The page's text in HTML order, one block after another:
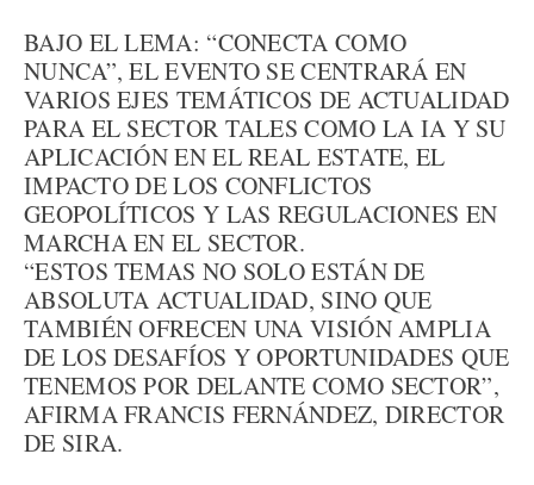
BAJO EL LEMA: “CONECTA COMO
NUNCA”, EL EVENTO SE CENTRARÁ EN
VARIOS EJES TEMÁTICOS DE ACTUALIDAD
PARA EL SECTOR TALES COMO LA IA Y SU
APLICACIÓN EN EL REAL ESTATE, EL
IMPACTO DE LOS CONFLICTOS
GEOPOLÍTICOS Y LAS REGULACIONES EN
MARCHA EN EL SECTOR.
“ESTOS TEMAS NO SOLO ESTÁN DE
ABSOLUTA ACTUALIDAD, SINO QUE
TAMBIÉN OFRECEN UNA VISIÓN AMPLIA
DE LOS DESAFÍOS Y OPORTUNIDADES QUE
TENEMOS POR DELANTE COMO SECTOR”,
AFIRMA FRANCIS FERNÁNDEZ, DIRECTOR
DE SIRA.